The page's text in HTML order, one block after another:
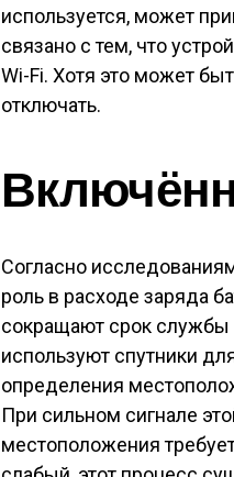
используется, может
связано с тем, что
Wi-Fi. Хотя это может
отключать.
Согласно
роль в расходе заряда
сокращают срок
используют спутники
определения
При сильном сигнале
местоположения